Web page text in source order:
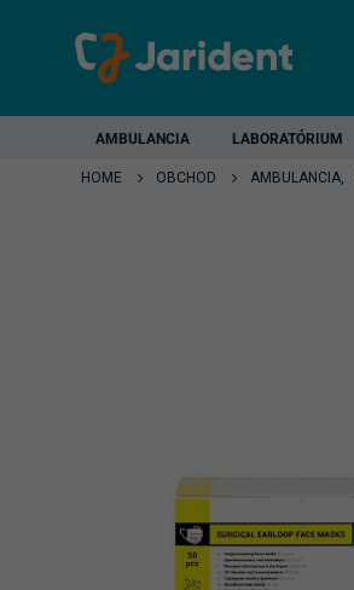
AMBULANCIA LABORATÓRIUM
HOME OBCHOD AMBULANCIA,